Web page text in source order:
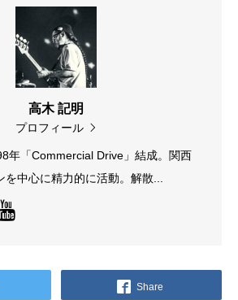
高木 記明
プロフィール
年「Commercial Drive」結成。関西
中心に精力的に活動。解散...
Share